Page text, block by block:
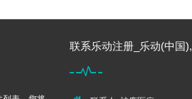
联系乐动注册_乐动(中国),